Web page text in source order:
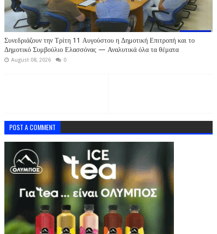
Συνεδριάζουν την Τρίτη 11 Αυγούστου η Δημοτική Επιτροπή και το
Δημοτικό Συμβούλιο Ελασσόνας — Αναλυτικά όλα τα θέματα
August 08, 2026 0
POST A COMMENT